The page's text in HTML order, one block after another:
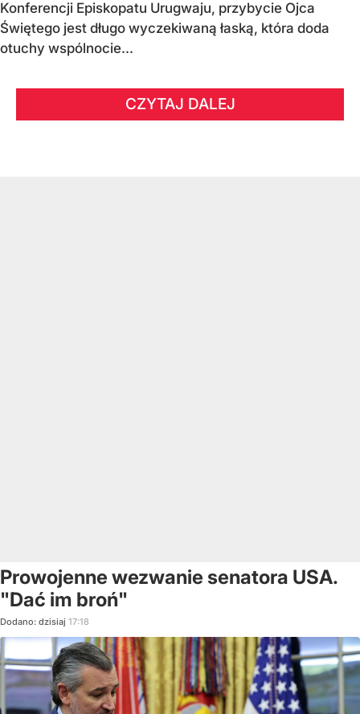
Konferencji Episkopatu Urugwaju, przybycie Ojca
Świętego jest długo wyczekiwaną łaską, która doda
otuchy wspólnocie...
CZYTAJ DALEJ
Prowojenne wezwanie senatora USA.
"Dać im broń"
Dodano: dzisiaj 17:18